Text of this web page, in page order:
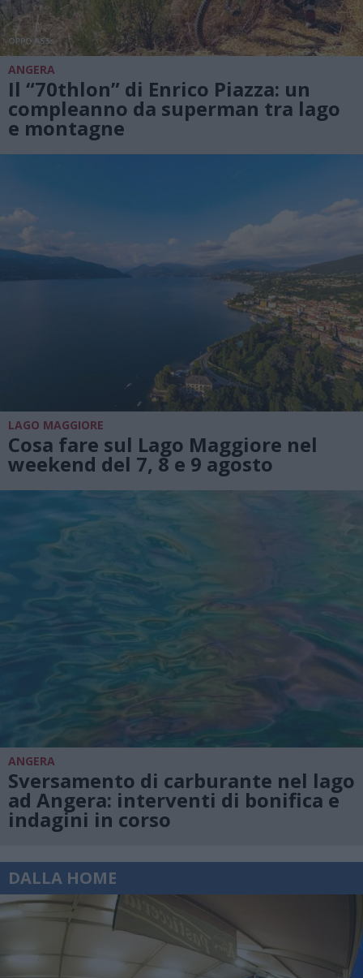
ANGERA
Il “70thlon” di Enrico Piazza: un
compleanno da superman tra lago
e montagne
LAGO MAGGIORE
Cosa fare sul Lago Maggiore nel
weekend del 7, 8 e 9 agosto
ANGERA
Sversamento di carburante nel lago
ad Angera: interventi di bonifica e
indagini in corso
DALLA HOME